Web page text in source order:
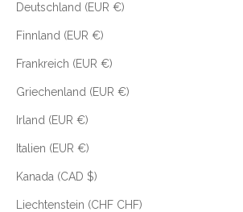
Deutschland (EUR €)
Finnland (EUR €)
Frankreich (EUR €)
Griechenland (EUR €)
Irland (EUR €)
Italien (EUR €)
Kanada (CAD $)
Liechtenstein (CHF CHF)